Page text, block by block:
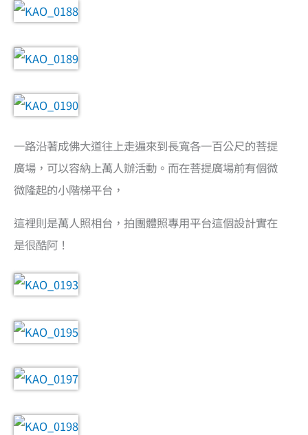
一路沿著成佛大道往上走遍來到長寬各一百公尺的菩提
廣場，可以容納上萬人辦活動。而在菩提廣場前有個微
微隆起的小階梯平台，
這裡則是萬人照相台，拍團體照專用平台這個設計實在
是很酷阿！